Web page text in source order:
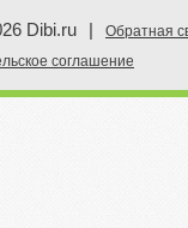
Dibi.ru
Обратная
соглашение